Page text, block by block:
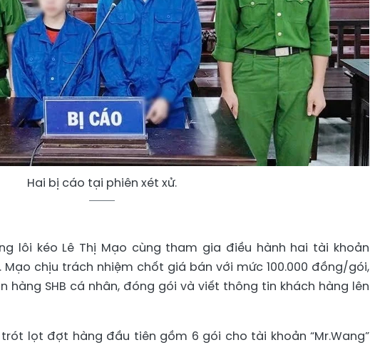
Hai bị cáo tại phiên xét xử.
lôi kéo Lê Thị Mạo cùng tham gia điều hành hai tài khoản
Mạo chịu trách nhiệm chốt giá bán với mức 100.000 đồng/gói,
hàng SHB cá nhân, đóng gói và viết thông tin khách hàng lên
trót lọt đợt hàng đầu tiên gồm 6 gói cho tài khoản “Mr.Wang”